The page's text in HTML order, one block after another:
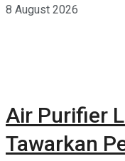
8 August 2026
Air Purifier
Tawarkan